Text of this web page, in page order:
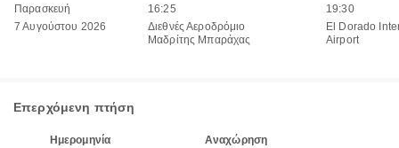
Παρασκευή
7 Αυγούστου 2026
16:25
Διεθνές Αεροδρόμιο
Μαδρίτης Μπαράχας
19:30
El Dorado
Airport
Επερχόμενη πτήση
Ημερομηνία Αναχώρηση